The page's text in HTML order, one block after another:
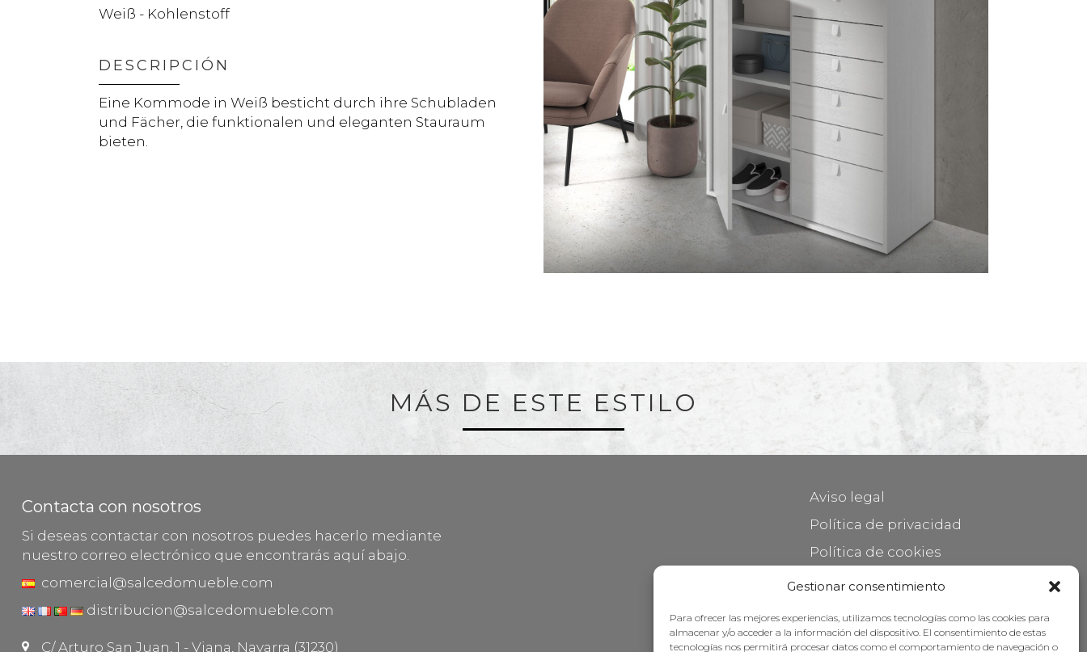
Gestionar consentimiento
Para ofrecer las mejores experiencias, utilizamos tecnologías como las cookies para
almacenar y/o acceder a la información del dispositivo. El consentimiento de estas
tecnologías nos permitirá procesar datos como el comportamiento de navegación o
Weiß - Kohlenstoff
DESCRIPCIÓN
Eine Kommode in Weiß besticht durch ihre Schubladen
und Fächer, die funktionalen und eleganten Stauraum
bieten.
MÁS DE ESTE ESTILO
Contacta con nosotros
Si deseas contactar con nosotros puedes hacerlo mediante
nuestro correo electrónico que encontrarás aquí abajo.
comercial@salcedomueble.com
distribucion@salcedomueble.com
C/ Arturo San Juan, 1 - Viana, Navarra (31230)
Aviso legal
Política de privacidad
Política de cookies
Mantener su mueble